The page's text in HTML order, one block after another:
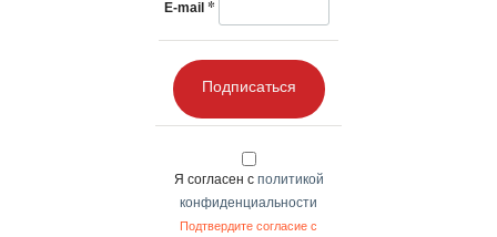
E-mail *
Подписаться
Я согласен с политикой
конфиденциальности
Подтвердите согласие с